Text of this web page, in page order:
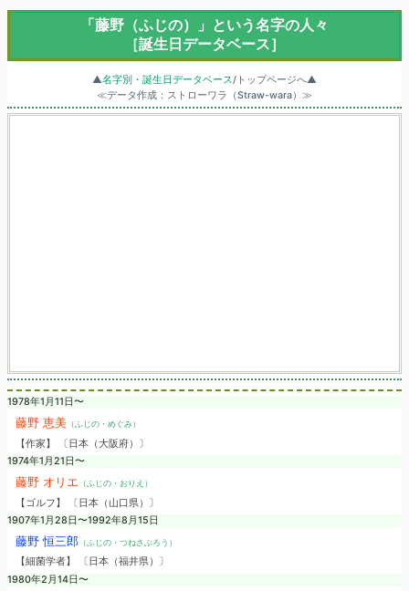
「藤野（ふじの）」という名字の人々
［誕生日データベース］
▲名字別・誕生日データベース/トップページへ▲
≪データ作成：ストローワラ（Straw-wara）≫
1978年1月11日〜
藤野 恵美（ふじの・めぐみ）
【作家】 〔日本（大阪府）〕
1974年1月21日〜
藤野 オリエ （ふじの・おりえ）
【ゴルフ】 〔日本（山口県）〕
1907年1月28日〜1992年8月15日
藤野 恒三郎（ふじの・つねさぶろう）
【細菌学者】 〔日本（福井県）〕
1980年2月14日〜